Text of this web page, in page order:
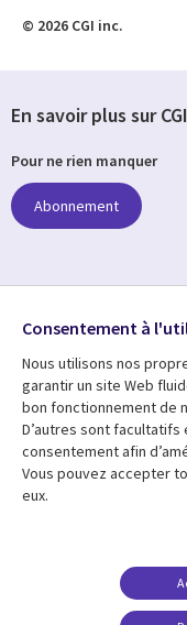
© 2026 CGI inc.
Ressources
Articles
Études de cas
En savoir plus sur CGI
Pour ne rien manquer
Abonnement
Suivez-nous
Social
Media
Global
FR
Consentement à
Nous utilisons nos
garantir un site Web
bon fonctionnement de
D’autres sont
consentement afin
Vous pouvez accepter
eux.